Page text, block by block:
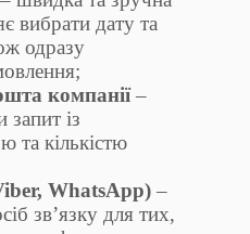
вибрати дату та
одразу
компанії–
запит із
та кількістю
WhatsApp)–
зв’язку для тих,